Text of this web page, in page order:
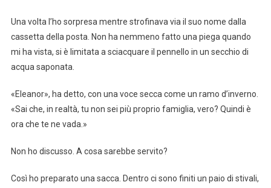
Una volta l’ho sorpresa mentre strofinava via il suo nome dalla
cassetta della posta. Non ha nemmeno fatto una piega quando
mi ha vista, si è limitata a sciacquare il pennello in un secchio di
acqua saponata.
«Eleanor», ha detto, con una voce secca come un ramo d’inverno.
«Sai che, in realtà, tu non sei più proprio famiglia, vero? Quindi è
ora che te ne vada.»
Non ho discusso. A cosa sarebbe servito?
Così ho preparato una sacca. Dentro ci sono finiti un paio di stivali,